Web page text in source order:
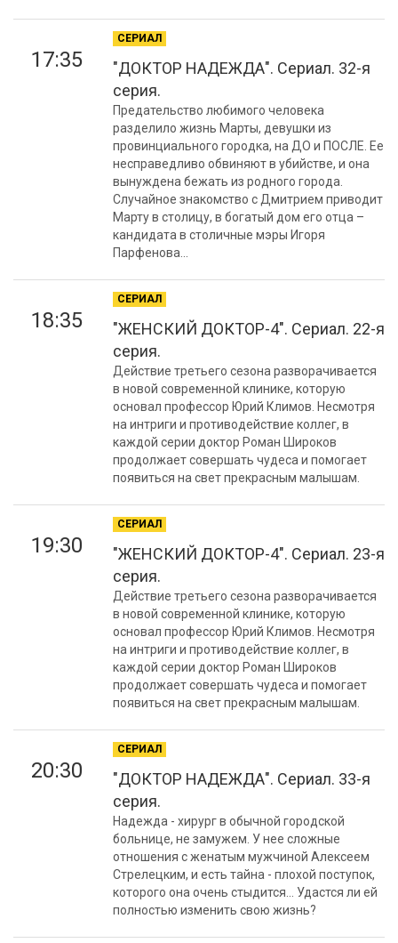
17:35
СЕРИАЛ
"ДОКТОР НАДЕЖДА". Сериал. 32-я
серия.
Предательство любимого человека
разделило жизнь Марты, девушки из
провинциального городка, на ДО и ПОСЛЕ. Ее
несправедливо обвиняют в убийстве, и она
вынуждена бежать из родного города.
Случайное знакомство с Дмитрием приводит
Марту в столицу, в богатый дом его отца –
кандидата в столичные мэры Игоря
Парфенова...
18:35
СЕРИАЛ
"ЖЕНСКИЙ ДОКТОР-4". Сериал. 22-я
серия.
Действие третьего сезона разворачивается
в новой современной клинике, которую
основал профессор Юрий Климов. Несмотря
на интриги и противодействие коллег, в
каждой серии доктор Роман Широков
продолжает совершать чудеса и помогает
появиться на свет прекрасным малышам.
19:30
СЕРИАЛ
"ЖЕНСКИЙ ДОКТОР-4". Сериал. 23-я
серия.
Действие третьего сезона разворачивается
в новой современной клинике, которую
основал профессор Юрий Климов. Несмотря
на интриги и противодействие коллег, в
каждой серии доктор Роман Широков
продолжает совершать чудеса и помогает
появиться на свет прекрасным малышам.
20:30
СЕРИАЛ
"ДОКТОР НАДЕЖДА". Сериал. 33-я
серия.
Надежда - хирург в обычной городской
больнице, не замужем. У нее сложные
отношения с женатым мужчиной Алексеем
Стрелецким, и есть тайна - плохой поступок,
которого она очень стыдится... Удастся ли ей
полностью изменить свою жизнь?